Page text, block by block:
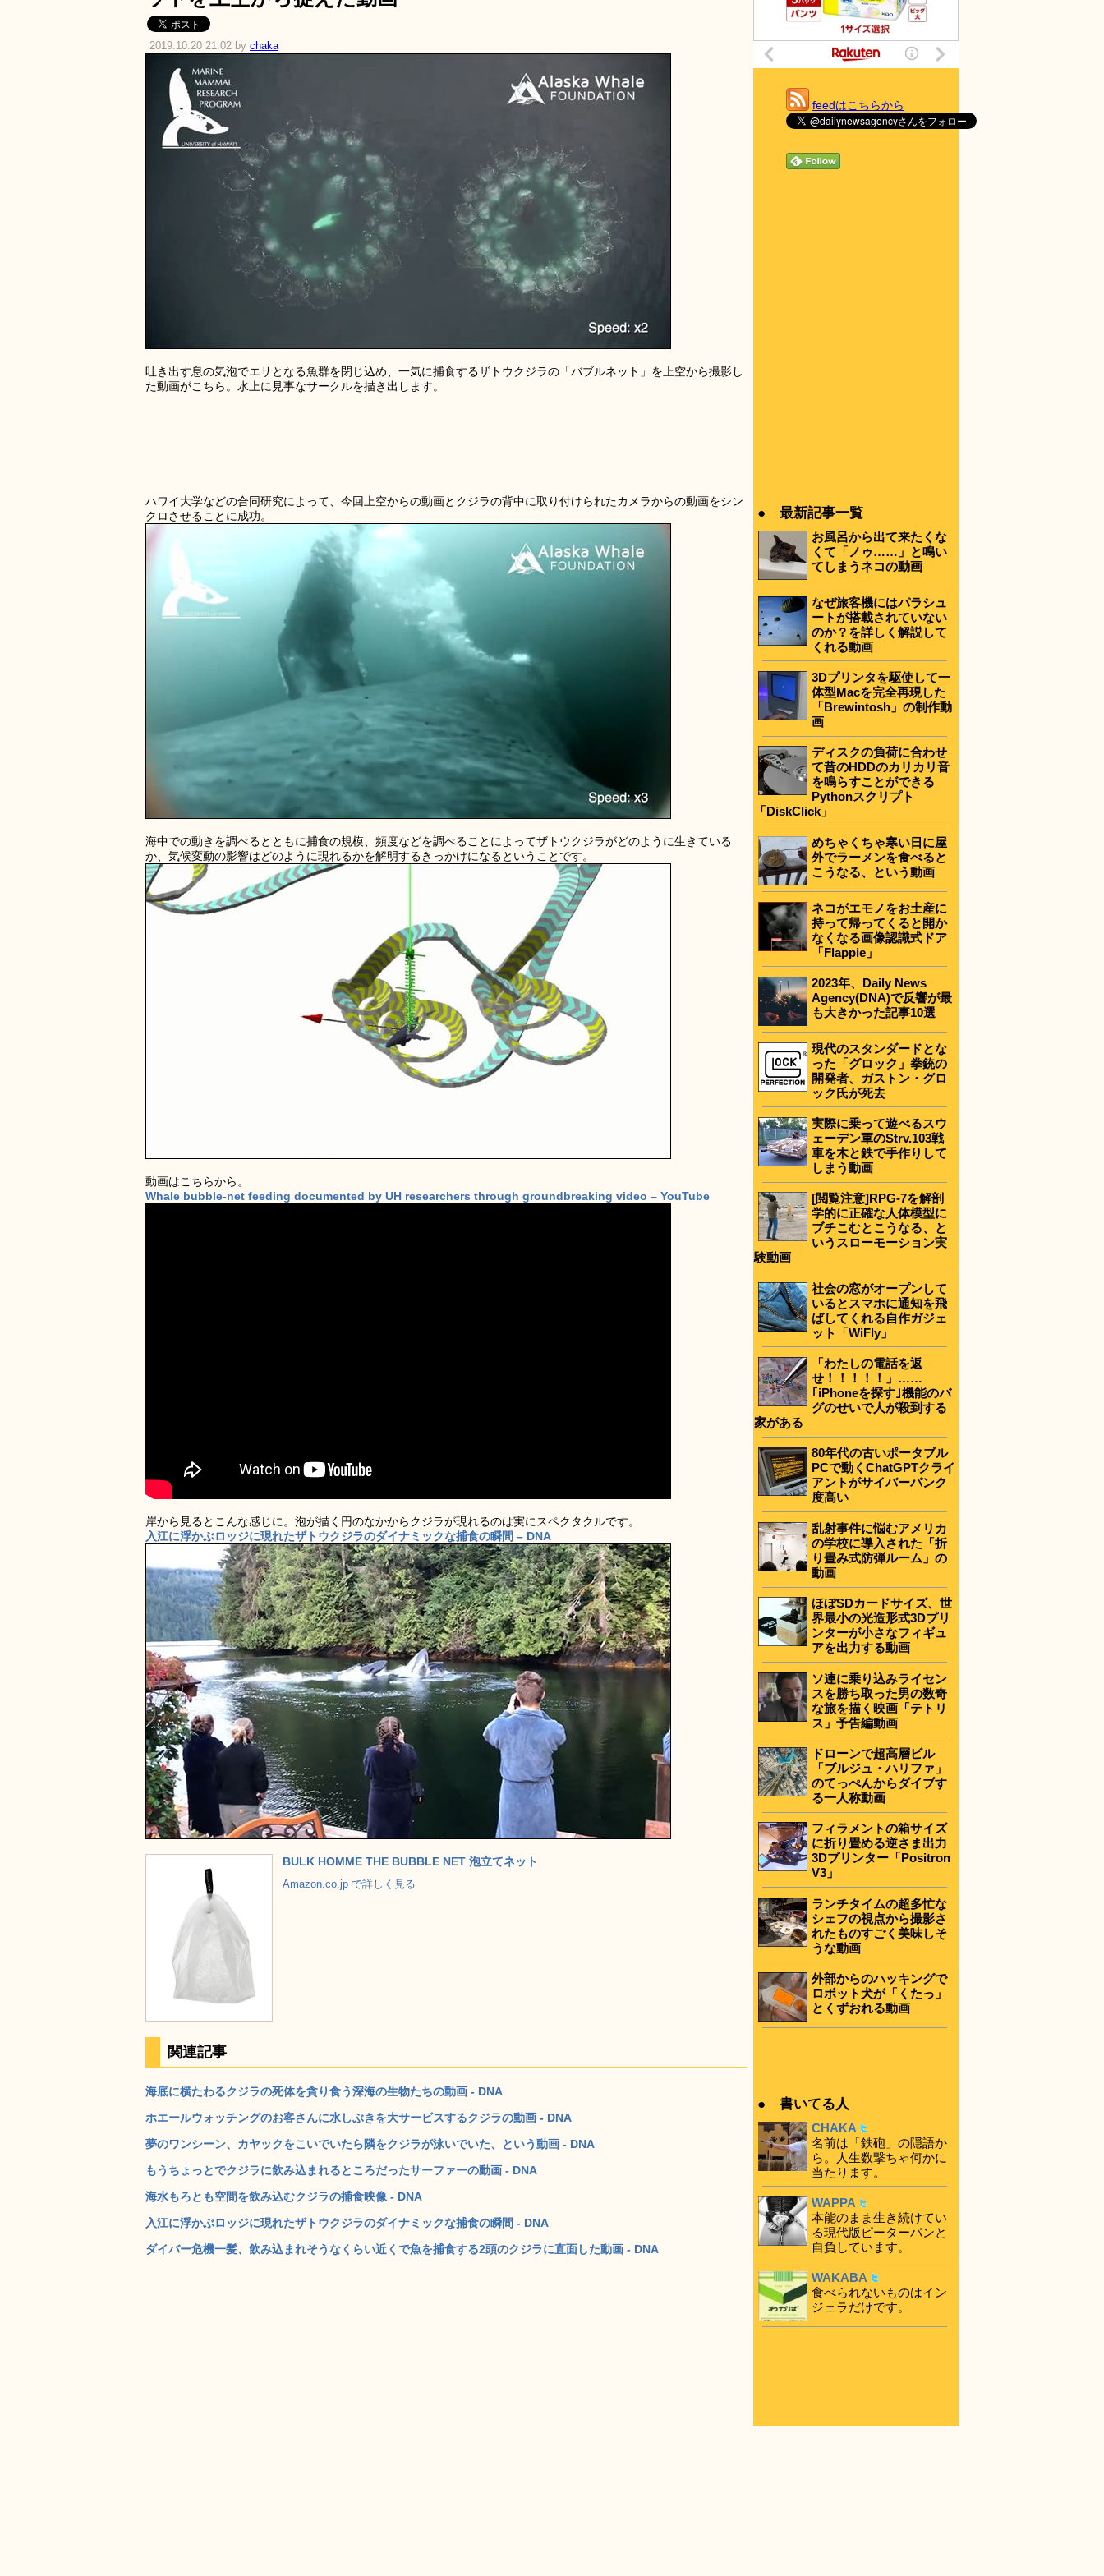
2019.10.20 21:02 by chaka
吐き出す息の気泡でエサとなる魚群を閉じ込め、一気に捕食するザトウクジラの「バブルネット」を上空から撮影し
た動画がこちら。水上に見事なサークルを描き出します。
ハワイ大学などの合同研究によって、今回上空からの動画とクジラの背中に取り付けられたカメラからの動画をシン
クロさせることに成功。
海中での動きを調べるとともに捕食の規模、頻度などを調べることによってザトウクジラがどのように生きている
か、気候変動の影響はどのように現れるかを解明するきっかけになるということです。
動画はこちらから。
Whale bubble-net feeding documented by UH researchers through groundbreaking video – YouTube
岸から見るとこんな感じに。泡が描く円のなかからクジラが現れるのは実にスペクタクルです。
入江に浮かぶロッジに現れたザトウクジラのダイナミックな捕食の瞬間 – DNA
BULK HOMME THE BUBBLE NET 泡立てネット
Amazon.co.jp で詳しく見る
関連記事
海底に横たわるクジラの死体を貪り食う深海の生物たちの動画 - DNA
ホエールウォッチングのお客さんに水しぶきを大サービスするクジラの動画 - DNA
夢のワンシーン、カヤックをこいでいたら隣をクジラが泳いでいた、という動画 - DNA
もうちょっとでクジラに飲み込まれるところだったサーファーの動画 - DNA
海水もろとも空間を飲み込むクジラの捕食映像 - DNA
入江に浮かぶロッジに現れたザトウクジラのダイナミックな捕食の瞬間 - DNA
ダイバー危機一髪、飲み込まれそうなくらい近くで魚を捕食する2頭のクジラに直面した動画 - DNA
feedはこちらから
● 最新記事一覧
お風呂から出て来たくな
くて「ノゥ……」と鳴い
てしまうネコの動画
なぜ旅客機にはパラシュ
ートが搭載されていない
のか？を詳しく解説して
くれる動画
3Dプリンタを駆使して一
体型Macを完全再現した
「Brewintosh」の制作動
画
ディスクの負荷に合わせ
て昔のHDDのカリカリ音
を鳴らすことができる
Pythonスクリプト
「DiskClick」
めちゃくちゃ寒い日に屋
外でラーメンを食べると
こうなる、という動画
ネコがエモノをお土産に
持って帰ってくると開か
なくなる画像認識式ドア
「Flappie」
2023年、Daily News
Agency(DNA)で反響が最
も大きかった記事10選
現代のスタンダードとな
った「グロック」拳銃の
開発者、ガストン・グロ
ック氏が死去
実際に乗って遊べるスウ
ェーデン軍のStrv.103戦
車を木と鉄で手作りして
しまう動画
[閲覧注意]RPG-7を解剖
学的に正確な人体模型に
ブチこむとこうなる、と
いうスローモーション実
験動画
社会の窓がオープンして
いるとスマホに通知を飛
ばしてくれる自作ガジェ
ット「WiFly」
「わたしの電話を返
せ！！！！！」……
｢iPhoneを探す｣機能のバ
グのせいで人が殺到する
家がある
80年代の古いポータブル
PCで動くChatGPTクライ
アントがサイバーパンク
度高い
乱射事件に悩むアメリカ
の学校に導入された「折
り畳み式防弾ルーム」の
動画
ほぼSDカードサイズ、世
界最小の光造形式3Dプリ
ンターが小さなフィギュ
アを出力する動画
ソ連に乗り込みライセン
スを勝ち取った男の数奇
な旅を描く映画「テトリ
ス」予告編動画
ドローンで超高層ビル
「ブルジュ・ハリファ」
のてっぺんからダイブす
る一人称動画
フィラメントの箱サイズ
に折り畳める逆さま出力
3Dプリンター「Positron
V3」
ランチタイムの超多忙な
シェフの視点から撮影さ
れたものすごく美味しそ
うな動画
外部からのハッキングで
ロボット犬が「くたっ」
とくずおれる動画
● 書いてる人
CHAKA
名前は「鉄砲」の隠語か
ら。人生数撃ちゃ何かに
当たります。
WAPPA
本能のまま生き続けてい
る現代版ピーターパンと
自負しています。
WAKABA
食べられないものはイン
ジェラだけです。